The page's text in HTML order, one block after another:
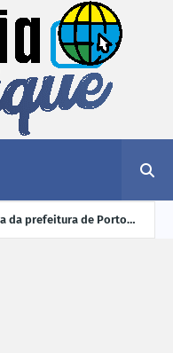
da prefeitura de Porto